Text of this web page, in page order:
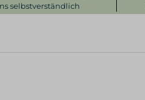
selbstverständlich